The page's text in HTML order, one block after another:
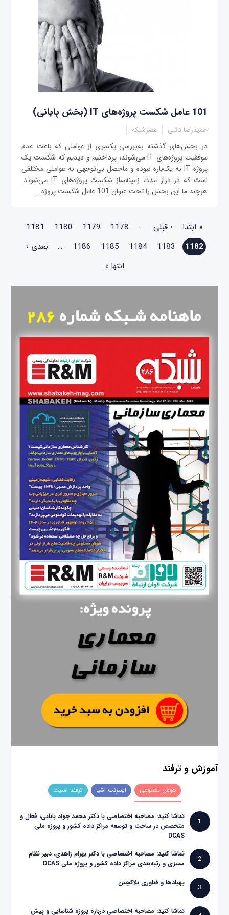
101 عامل شکست پروژه‌های IT (بخش پایانی)
حمیدرضا تائبی عصرشبکه
در بخش‌های گذشته به‌بررسی یکسری از عواملی که باعث عدم
موفقیت پروژه‌های IT می‌شوند، پرداختیم و دیدیم که شکست یک
پروژه IT به یک‌باره نبوده و ماحصل بی‌توجهی به عواملی مختلفی
است که در دراز مدت زمینه‌ساز شکست پروژه‌های IT می‌شوند.
هرچند ما این بخش را تحت عنوان 101 عامل شکست پروژه‌...
صفحه‌ها
« ابتدا ‹ قبلی …
1178
1179
1180
1181
1182
1183
1184
1185
1186
…
بعدی ›
انتها »
آموزش و ترفند
هوش مصنوعی اینترنت اشیا ترفند امنیت
1
تماشا کنید: مصاحبه اختصاصی با دکتر محمد جواد بابایی، فعال و
متخصص در ساخت و توسعه مراکز داده کشور و پروژه ملی
DCAS
2
تماشا کنید: مصاحبه اختصاصی با دکتر بهرام زاهدی، دبیر نظام
ممیزی و رتبه‌بندی مراکز داده کشور و پروژه ملی DCAS
3
پهپادها و فناوری بلاکچین
تماشا کنید: مصاحبه اختصاصی درباره پروژه شناسایی و پیش